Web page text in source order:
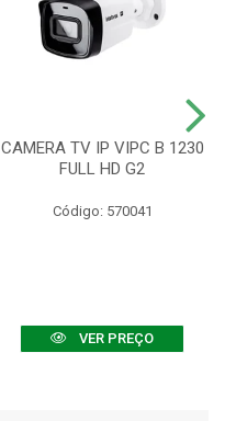
CAMERA TV IP VIPC B 1230
FULL HD G2
Código: 570041
VER PREÇO